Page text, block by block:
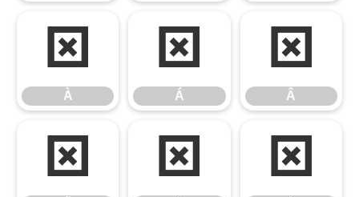
À
À
Á
Á
Â
Â
Ã Ä Å